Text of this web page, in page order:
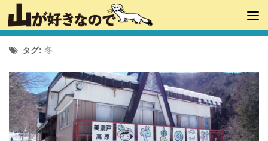
タグ: 冬